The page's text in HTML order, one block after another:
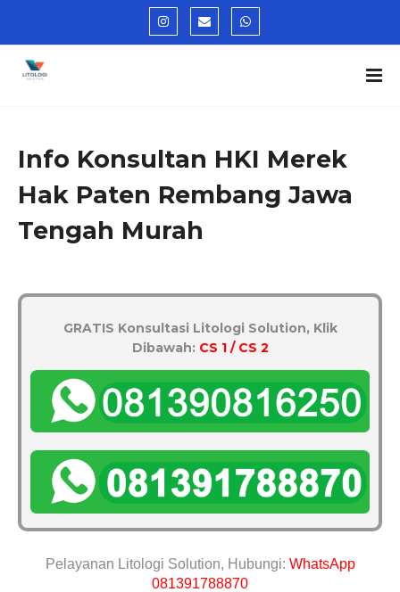
Info Konsultan HKI Merek
Hak Paten Rembang Jawa
Tengah Murah
GRATIS Konsultasi Litologi Solution, Klik
Dibawah: CS 1 / CS 2
Pelayanan Litologi Solution, Hubungi: WhatsApp
081391788870